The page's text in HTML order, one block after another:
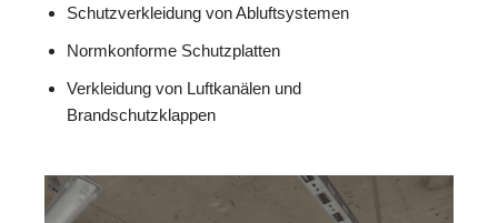
Schutzverkleidung von Abluftsystemen
Normkonforme Schutzplatten
Verkleidung von Luftkanälen und
Brandschutzklappen